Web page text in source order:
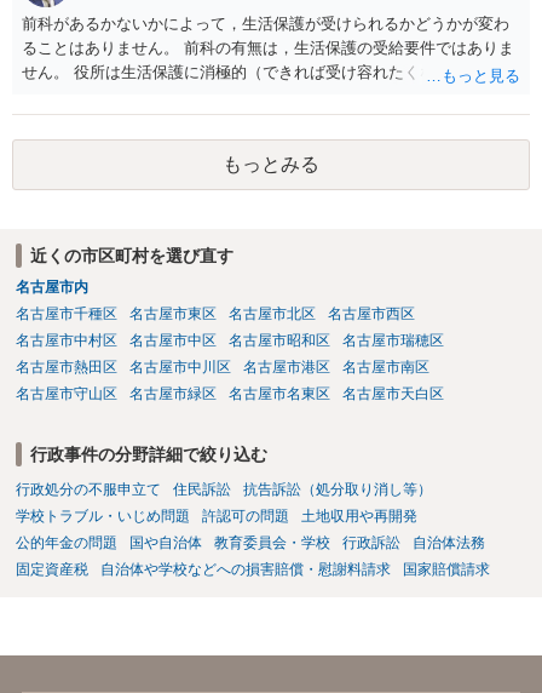
前科があるかないかによって，生活保護が受けられるかどうかが変わ
ることはありません。 前科の有無は，生活保護の受給要件ではありま
せん。 役所は生活保護に消極的（できれば受け容れたくない）な姿勢
と説明しましょう。
もっとみる
近くの市区町村を選び直す
名古屋市内
名古屋市千種区
名古屋市東区 名古屋市北区
名古屋市西区
名古屋市中村区
名古屋市中区 名古屋市昭和区
名古屋市瑞穂区
名古屋市熱田区
名古屋市中川区 名古屋市港区
名古屋市南区
名古屋市守山区
名古屋市緑区 名古屋市名東区 名古屋市天白区
行政事件の分野詳細で絞り込む
行政処分の不服申立て 住民訴訟
抗告訴訟（処分取り消し等）
学校トラブル・いじめ問題
許認可の問題
土地収用や再開発
公的年金の問題
国や自治体 教育委員会・学校 行政訴訟
自治体法務
固定資産税
自治体や学校などへの損害賠償・慰謝料請求 国家賠償請求